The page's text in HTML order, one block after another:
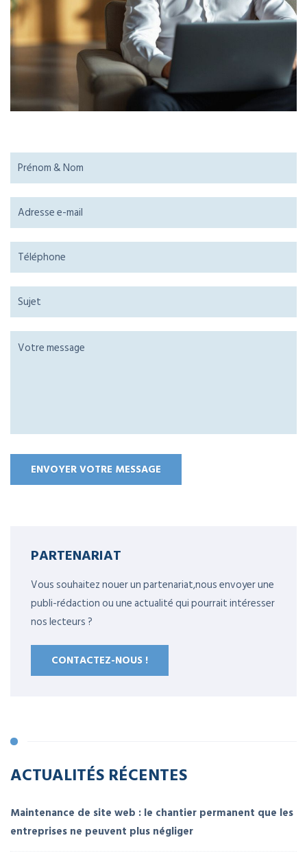
PARTENARIAT
Vous souhaitez nouer un partenariat,nous envoyer une
publi-rédaction ou une actualité qui pourrait intéresser
nos lecteurs ?
CONTACTEZ-NOUS !
ACTUALITÉS RÉCENTES
Maintenance de site web : le chantier permanent que les
entreprises ne peuvent plus négliger